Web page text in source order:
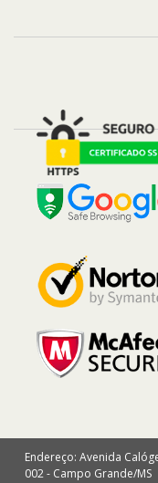
Endereço: Avenida
002 - Campo Grande/MS